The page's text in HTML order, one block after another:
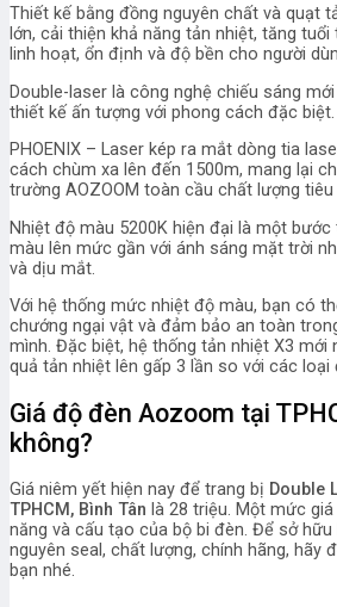
Thiết kế bằng đồng nguyên chất và quạt
lớn, cải thiện khả năng tản nhiệt, tăng
linh hoạt, ổn định và độ bền cho người
Double-laser là công nghệ chiếu sáng
thiết kế ấn tượng với phong cách đặc biệt.
PHOENIX – Laser kép ra mắt dòng tia
cách chùm xa lên đến 1500m, mang lại
trường AOZOOM toàn cầu chất lượng tiêu
Nhiệt độ màu 5200K hiện đại là một
màu lên mức gần với ánh sáng mặt trời
và dịu mắt.
Với hệ thống mức nhiệt độ màu, bạn có
chướng ngại vật và đảm bảo an toàn
mình. Đặc biệt, hệ thống tản nhiệt X3 mới
quả tản nhiệt lên gấp 3 lần so với các loại
Giá độ đèn Aozoom tại
không?
Giá niêm yết hiện nay để trang bị Double
TPHCM, Bình Tân là 28 triệu. Một mức
năng và cấu tạo của bộ bi đèn. Để sở
nguyên seal, chất lượng, chính hãng, hãy
bạn nhé.